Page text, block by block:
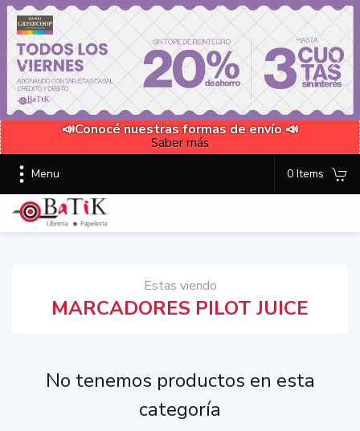
📣Conocé nuestras formas de envío 📣
Saber más
Menu 0 Items
Estas viendo
MARCADORES PILOT JUICE
No tenemos productos en esta
categoría